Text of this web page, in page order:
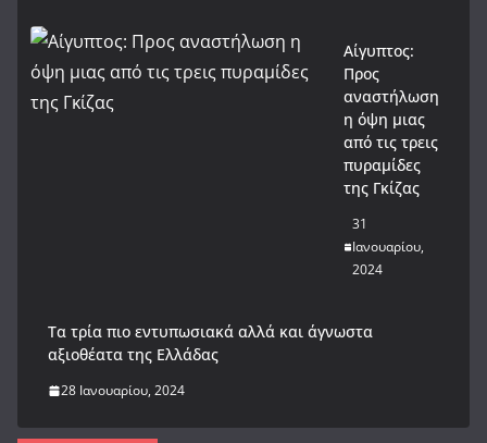
Αίγυπτος:
Προς
αναστήλωση
η όψη μιας
από τις τρεις
πυραμίδες
της Γκίζας
31
Ιανουαρίου,
2024
Tα τρία πιο εντυπωσιακά αλλά και άγνωστα
αξιοθέατα της Ελλάδας
28 Ιανουαρίου, 2024